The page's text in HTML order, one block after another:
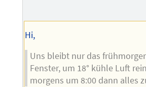
Autors
Hi,
Uns bleibt nur das
Fenster, um 18° kühle Luft
morgens um 8:00 dann alles